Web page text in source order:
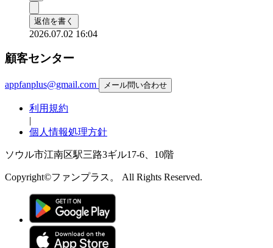
返信を書く
2026.07.02 16:04
顧客センター
appfanplus@gmail.com メール問い合わせ
利用規約
|
個人情報処理方針
ソウル市江南区駅三路3ギル17-6、10階
Copyright©ファンプラス。 All Rights Reserved.